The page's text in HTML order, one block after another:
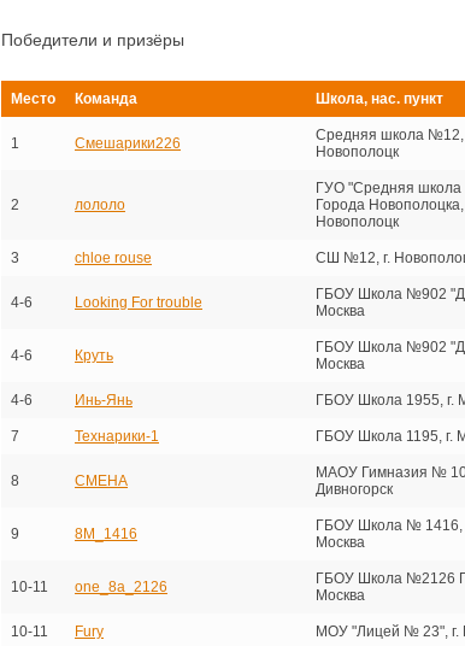
Победители и призёры
Место Команда Школа, нас. пункт
1 Смешарики226
Средняя школа №12,
Новополоцк
2 лололо
ГУО "Средняя школа
Города Новополоцка,
Новополоцк
3 chloe rouse СШ №12, г.
4-6 Looking For trouble
ГБОУ Школа №902
Москва
4-6 Круть
ГБОУ Школа №902
Москва
4-6 Инь-Янь ГБОУ Школа 1955, г.
7 Технарики-1 ГБОУ Школа 1195, г.
8 СМЕНА
МАОУ Гимназия №
Дивногорск
9 8М_1416
ГБОУ Школа № 1416,
Москва
10-11 one_8a_2126
ГБОУ Школа №2126
Москва
10-11 Fury МОУ "Лицей № 23", г.